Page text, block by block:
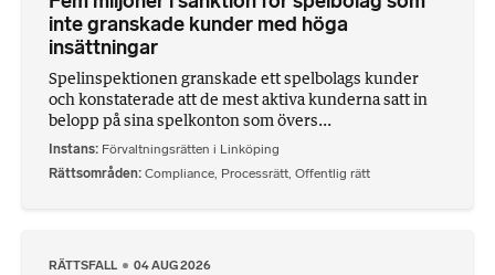
inte granskade kunder med höga
insättningar
Spelinspektionen granskade ett spelbolags kunder
och konstaterade att de mest aktiva kunderna satt in
belopp på sina spelkonton som övers...
Instans Förvaltningsrätten i Linköping
Rättsområden Compliance, Processrätt, Offentlig rätt
RÄTTSFALL 04 AUG 2026